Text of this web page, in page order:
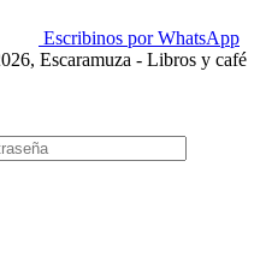
Escribinos por WhatsApp
Escaramuza - Libros y café